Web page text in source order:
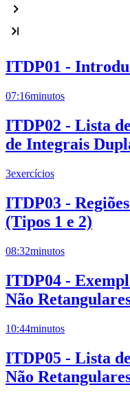
ITDP01 -
07:16minutos
ITDP02 - Lista
de Integrais
3exercícios
ITDP03 -
(Tipos 1 e 2)
08:32minutos
ITDP04 -
Não
10:44minutos
ITDP05 - Lista
Não